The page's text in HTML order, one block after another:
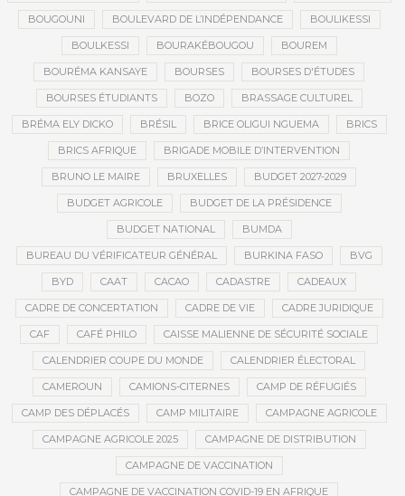
BOUGOUNI BOULEVARD DE L’INDÉPENDANCE BOULIKESSI
BOULKESSI BOURAKÉBOUGOU BOUREM
BOURÉMA KANSAYE BOURSES BOURSES D'ÉTUDES
BOURSES ÉTUDIANTS BOZO BRASSAGE CULTUREL
BRÉMA ELY DICKO BRÉSIL BRICE OLIGUI NGUEMA BRICS
BRICS AFRIQUE BRIGADE MOBILE D’INTERVENTION
BRUNO LE MAIRE BRUXELLES BUDGET 2027-2029
BUDGET AGRICOLE BUDGET DE LA PRÉSIDENCE
BUDGET NATIONAL BUMDA
BUREAU DU VÉRIFICATEUR GÉNÉRAL BURKINA FASO BVG
BYD CAAT CACAO CADASTRE CADEAUX
CADRE DE CONCERTATION CADRE DE VIE CADRE JURIDIQUE
CAF CAFÉ PHILO CAISSE MALIENNE DE SÉCURITÉ SOCIALE
CALENDRIER COUPE DU MONDE CALENDRIER ÉLECTORAL
CAMEROUN CAMIONS-CITERNES CAMP DE RÉFUGIÉS
CAMP DES DÉPLACÉS CAMP MILITAIRE CAMPAGNE AGRICOLE
CAMPAGNE AGRICOLE 2025 CAMPAGNE DE DISTRIBUTION
CAMPAGNE DE VACCINATION
CAMPAGNE DE VACCINATION COVID-19 EN AFRIQUE